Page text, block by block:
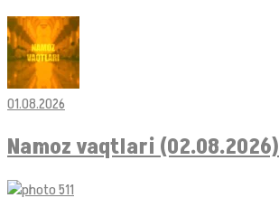
01.08.2026
Namoz vaqtlari (02.08.2026)